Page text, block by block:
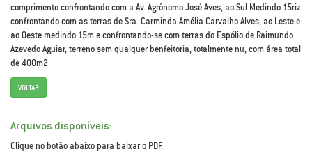
comprimento confrontando com a Av. Agrônomo José Aves, ao Sul Medindo 15riz
confrontando com as terras de Sra. Carminda Amélia Carvalho Alves, ao Leste e
ao Oeste medindo 15m e confrontando-se com terras do Espólio de Raimundo
Azevedo Aguiar, terreno sem qualquer benfeitoria, totalmente nu, com área total
de 400m2
VOLTAR
Arquivos disponíveis:
Clique no botão abaixo para baixar o PDF.